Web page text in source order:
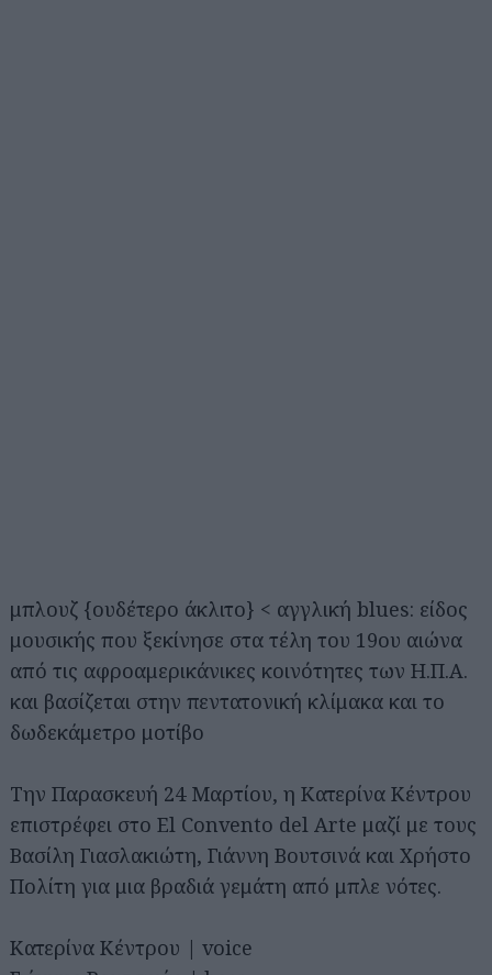
μπλουζ {ουδέτερο άκλιτο} < αγγλική blues: είδος
μουσικής που ξεκίνησε στα τέλη του 19ου αιώνα
από τις αφροαμερικάνικες κοινότητες των Η.Π.Α.
και βασίζεται στην πεντατονική κλίμακα και το
δωδεκάμετρο μοτίβο
Την Παρασκευή 24 Μαρτίου, η Κατερίνα Κέντρου
επιστρέφει στο El Convento del Arte μαζί με τους
Βασίλη Γιασλακιώτη, Γιάννη Βουτσινά και Χρήστο
Πολίτη για μια βραδιά γεμάτη από μπλε νότες.
Κατερίνα Κέντρου | voice